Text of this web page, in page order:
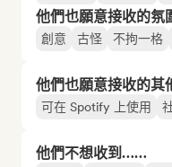
他們也願意接收的氛
創意 古怪 不拘一格
他們也願意接收的其
可在 Spotify 上使用
他們不想收到……